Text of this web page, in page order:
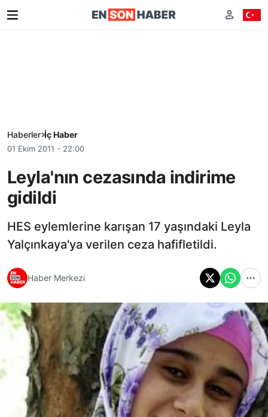
Haberler İç Haber
01 Ekim 2011 - 22:00
Leyla'nın cezasında indirime
gidildi
HES eylemlerine karışan 17 yaşındaki Leyla
Yalçınkaya'ya verilen ceza hafifletildi.
Haber Merkezi